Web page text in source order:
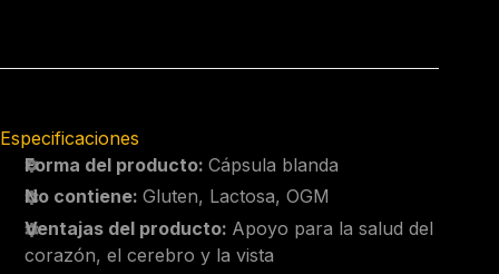
Especificaciones
Forma del producto: Cápsula blanda
No contiene: Gluten, Lactosa, OGM
Ventajas del producto: Apoyo para la salud del
corazón, el cerebro y la vista